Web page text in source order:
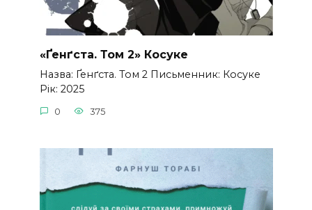
«Ґенґста. Том 2» Косуке
Назва: Ґенґста. Том 2 Письменник: Косуке
Рік: 2025
0 375